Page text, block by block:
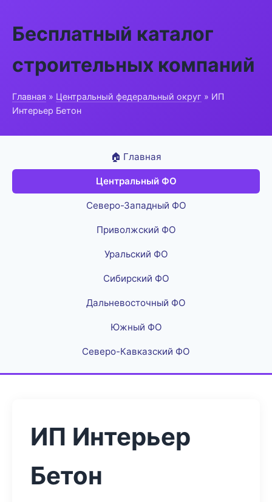
Бесплатный каталог
строительных компаний
Главная » Центральный федеральный округ » ИП
Интерьер Бетон
🏠 Главная
Центральный ФО
Северо-Западный ФО
Приволжский ФО
Уральский ФО
Сибирский ФО
Дальневосточный ФО
Южный ФО
Северо-Кавказский ФО
ИП Интерьер
Бетон